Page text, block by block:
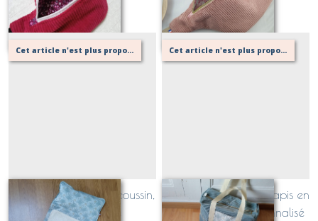
Cet article n'est plus proposé, retournez au menu principal ou contactez moi!
Tapis à langer avec coussin,
personnalisable
Cet article n'est plus proposé, retournez au menu principal ou contactez moi!
duo sac à langer et tapis en
velours côtelé personnalisé